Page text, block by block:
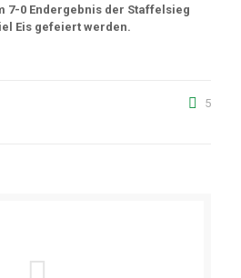
7-0 Endergebnis der Staffelsieg
Eis gefeiert werden.
5